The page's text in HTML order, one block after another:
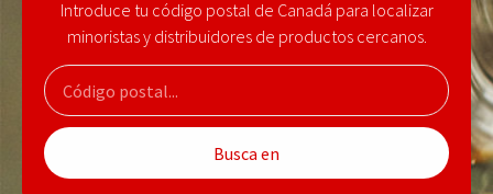
Introduce tu código postal de Canadá para localizar
minoristas y distribuidores de productos cercanos.
Busca en